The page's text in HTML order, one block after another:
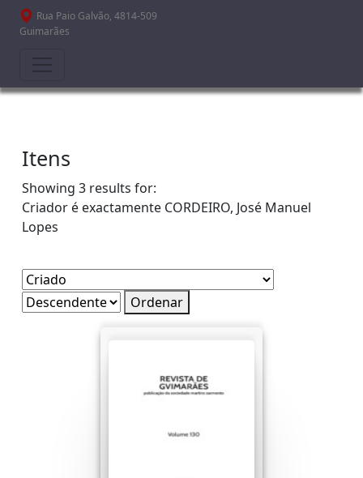
Passar para o conteúdo principal
Rua Paio Galvão, 4814-509
Guimarães
Itens
Showing 3 results for:
Criador é exactamente CORDEIRO, José Manuel
Lopes
Ordenar